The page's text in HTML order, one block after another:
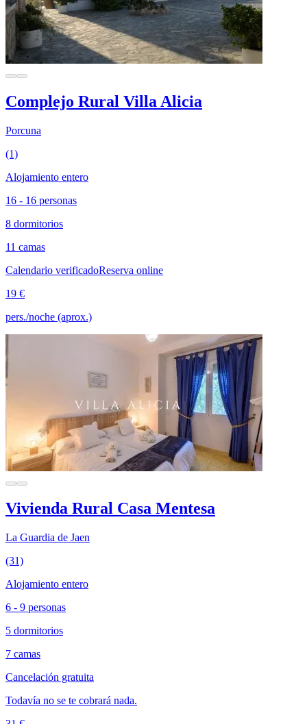
Complejo Rural Villa Alicia
Porcuna
(1)
Alojamiento entero
16 - 16 personas
8 dormitorios
11 camas
Calendario verificadoReserva online
19 €
pers./noche (aprox.)
Vivienda Rural Casa Mentesa
La Guardia de Jaen
(31)
Alojamiento entero
6 - 9 personas
5 dormitorios
7 camas
Cancelación gratuita
Todavía no se te cobrará nada.